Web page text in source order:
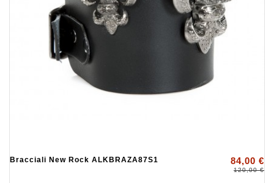
Bracciali New Rock ALKBRAZA87S1 84,00 €
120,00 €